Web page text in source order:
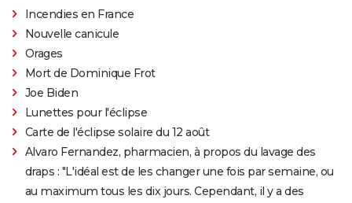
Incendies en France
Nouvelle canicule
Orages
Mort de Dominique Frot
Joe Biden
Lunettes pour l'éclipse
Carte de l'éclipse solaire du 12 août
Alvaro Fernandez, pharmacien, à propos du lavage des
draps : "L'idéal est de les changer une fois par semaine, ou
au maximum tous les dix jours. Cependant, il y a des